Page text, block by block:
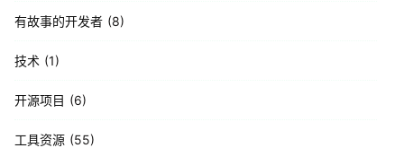
有故事的开发者 8
技术 1
开源项目 6
工具资源 55